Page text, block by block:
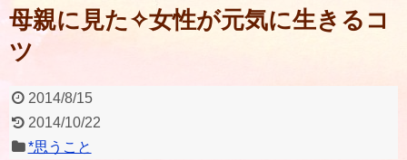
母親に見た✧女性が元気に生きるコ
ツ
2014/8/15
2014/10/22
*思うこと